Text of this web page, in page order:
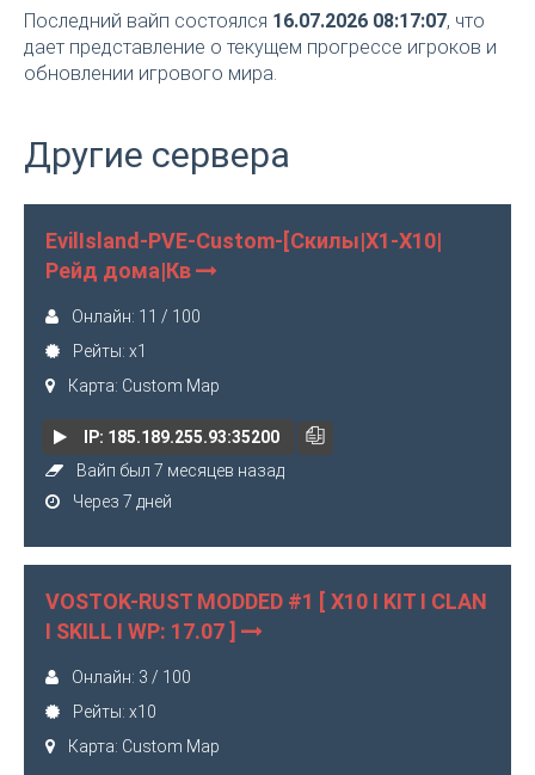
Последний вайп состоялся 16.07.2026 08:17:07, что
дает представление о текущем прогрессе игроков и
обновлении игрового мира.
Другие сервера
EvilIsland-PVE-Custom-[Скилы|X1-X10|
Рейд дома|Кв
Онлайн: 11 / 100
Рейты: x1
Карта: Custom Map
IP: 185.189.255.93:35200
Вайп был 7 месяцев назад
Через 7 дней
VOSTOK-RUST MODDED #1 [ X10 I KIT I CLAN
I SKILL I WP: 17.07 ]
Онлайн: 3 / 100
Рейты: x10
Карта: Custom Map